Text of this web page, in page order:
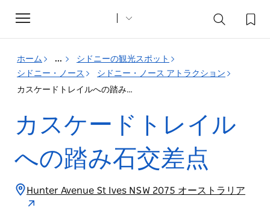
Toggle
navigation
ホーム ...
シドニーの観光スポット
シドニー・ノース
シドニー・ノース アトラクション
カスケードトレイルへの踏み石交差点
カスケードトレイル
への踏み石交差点
Hunter Avenue St Ives NSW 2075 オーストラリア